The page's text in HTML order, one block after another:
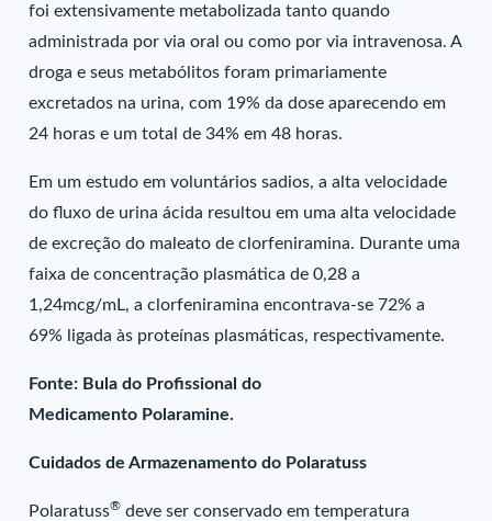
foi extensivamente metabolizada tanto quando
administrada por via oral ou como por via intravenosa. A
droga e seus metabólitos foram primariamente
excretados na urina, com 19% da dose aparecendo em
24 horas e um total de 34% em 48 horas.
Em um estudo em voluntários sadios, a alta velocidade
do fluxo de urina ácida resultou em uma alta velocidade
de excreção do maleato de clorfeniramina. Durante uma
faixa de concentração plasmática de 0,28 a
1,24mcg/mL, a clorfeniramina encontrava-se 72% a
69% ligada às proteínas plasmáticas, respectivamente.
Fonte: Bula do Profissional do
Medicamento Polaramine.
Cuidados de Armazenamento do Polaratuss
Polaratuss® deve ser conservado em temperatura